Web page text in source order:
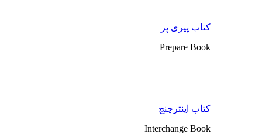
کتاب پیری پر
Prepare Book
کتاب اینترچنج
Interchange Book